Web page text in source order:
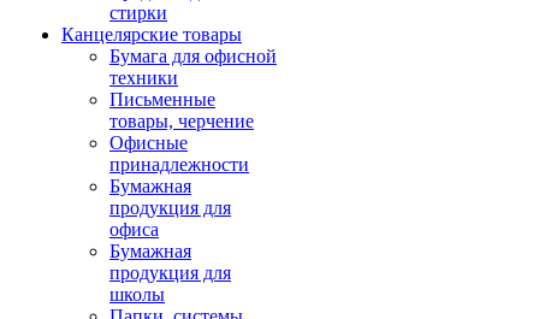
стирки
Канцелярские товары
Бумага для офисной
техники
Письменные
товары, черчение
Офисные
принадлежности
Бумажная
продукция для
офиса
Бумажная
продукция для
школы